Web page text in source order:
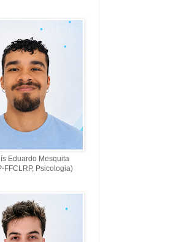
Eduardo Mesquita
FFCLRP, Psicologia)